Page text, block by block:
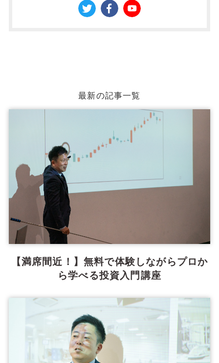
最新の記事一覧
【満席間近！】無料で体験しながらプロか
ら学べる投資入門講座